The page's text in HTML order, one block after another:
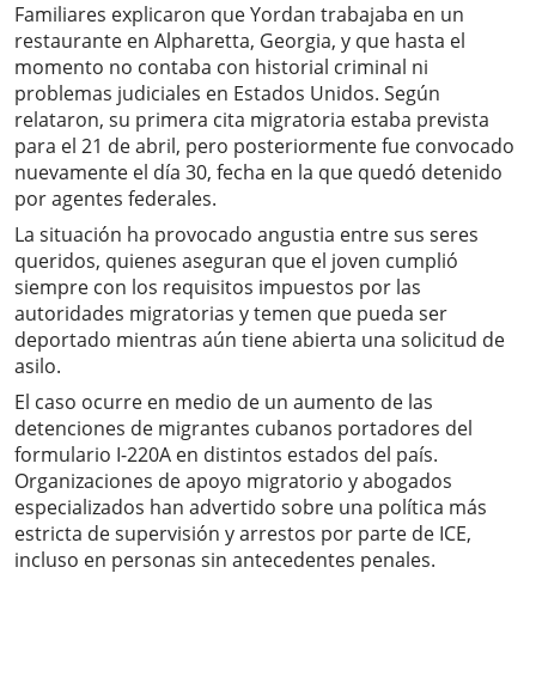
Familiares explicaron que Yordan trabajaba en un
restaurante en Alpharetta, Georgia, y que hasta el
momento no contaba con historial criminal ni
problemas judiciales en Estados Unidos. Según
relataron, su primera cita migratoria estaba prevista
para el 21 de abril, pero posteriormente fue convocado
nuevamente el día 30, fecha en la que quedó detenido
por agentes federales.
La situación ha provocado angustia entre sus seres
queridos, quienes aseguran que el joven cumplió
siempre con los requisitos impuestos por las
autoridades migratorias y temen que pueda ser
deportado mientras aún tiene abierta una solicitud de
asilo.
El caso ocurre en medio de un aumento de las
detenciones de migrantes cubanos portadores del
formulario I-220A en distintos estados del país.
Organizaciones de apoyo migratorio y abogados
especializados han advertido sobre una política más
estricta de supervisión y arrestos por parte de ICE,
incluso en personas sin antecedentes penales.